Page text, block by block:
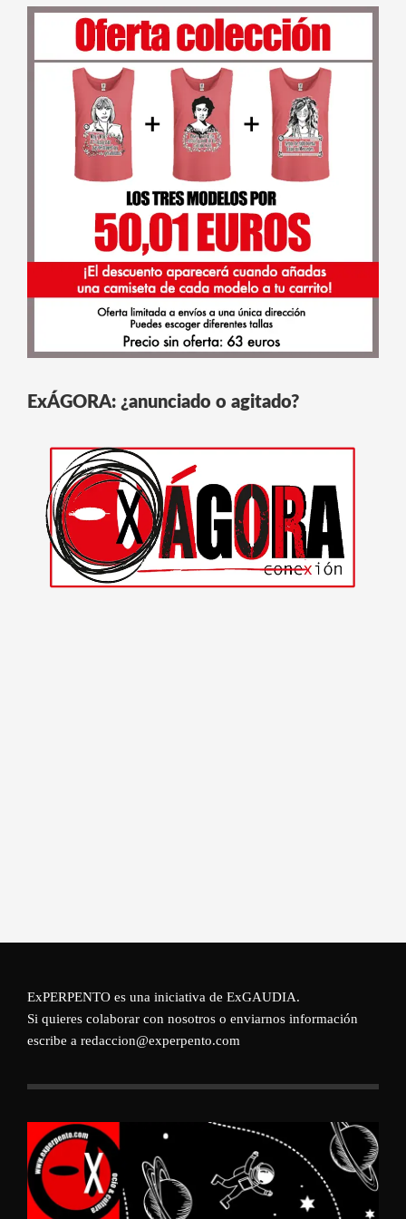
ExÁGORA: ¿anunciado o agitado?
ExPERPENTO es una iniciativa de ExGAUDIA.
Si quieres colaborar con nosotros o enviarnos información
escribe a redaccion@experpento.com